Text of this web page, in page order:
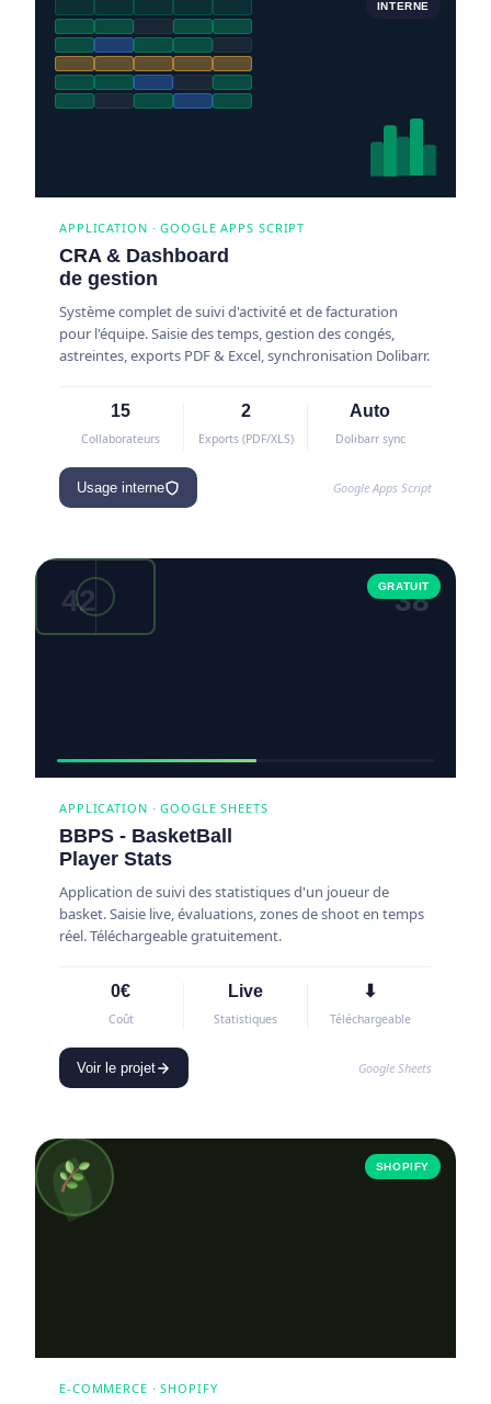
INTERNE
APPLICATION · GOOGLE APPS SCRIPT
CRA & Dashboard
de gestion
Système complet de suivi d'activité et de facturation
pour l'équipe. Saisie des temps, gestion des congés,
astreintes, exports PDF & Excel, synchronisation Dolibarr.
15
Collaborateurs
2
Exports (PDF/XLS)
Auto
Dolibarr sync
Usage interne Google Apps Script
42 38
GRATUIT
APPLICATION · GOOGLE SHEETS
BBPS - BasketBall
Player Stats
Application de suivi des statistiques d'un joueur de
basket. Saisie live, évaluations, zones de shoot en temps
réel. Téléchargeable gratuitement.
0€
Coût
Live
Statistiques
⬇
Téléchargeable
Voir le projet Google Sheets
SHOPIFY
E-COMMERCE · SHOPIFY